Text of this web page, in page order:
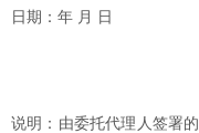
日期：年 月 日
说明：由委托代理人签署